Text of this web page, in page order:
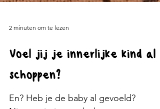
2 minuten om te lezen
Voel jij je innerlijke kind al
schoppen?